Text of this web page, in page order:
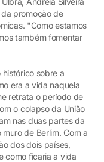
promoção de
"Como estamos
também fomentar
sobre a
era a vida naquela
retrata o período de
o colapso da União
nas duas partes da
de Berlim. Com a
dos dois países,
como ficaria a vida